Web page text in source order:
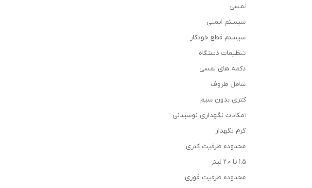
لمسی
سیستم ایمنی
سیستم قطع خودکار
تنظیمات دستگاه
دکمه های لمسی
شامل ظروف
کتری بدون سیم
امکانات نگهداری نوشیدنی
گرم نگهدار
محدوده ظرفیت کتری
1.5 تا 2.0 لیتر
محدوده ظرفیت قوری